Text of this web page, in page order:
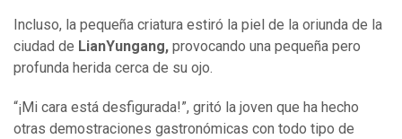
Incluso, la pequeña criatura estiró la piel de la oriunda de la
ciudad de LianYungang, provocando una pequeña pero
profunda herida cerca de su ojo.
“¡Mi cara está desfigurada!”, gritó la joven que ha hecho
otras demostraciones gastronómicas con todo tipo de